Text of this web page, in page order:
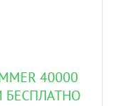
40000
БЕСПЛАТНО